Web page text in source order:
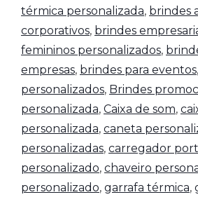
térmica personalizada, brindes
corporativos, brindes
femininos personalizados,
empresas, brindes para eventos,
personalizados, Brindes
personalizada, Caixa de som,
personalizada, caneta
personalizadas, carregador
personalizado, chaveiro
personalizado, garrafa térmica,